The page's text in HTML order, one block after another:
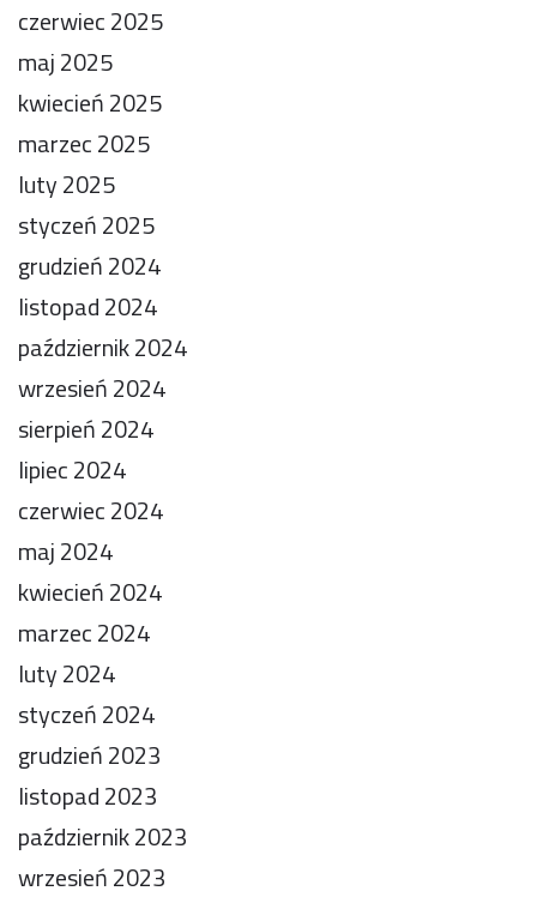
czerwiec 2025
maj 2025
kwiecień 2025
marzec 2025
luty 2025
styczeń 2025
grudzień 2024
listopad 2024
październik 2024
wrzesień 2024
sierpień 2024
lipiec 2024
czerwiec 2024
maj 2024
kwiecień 2024
marzec 2024
luty 2024
styczeń 2024
grudzień 2023
listopad 2023
październik 2023
wrzesień 2023